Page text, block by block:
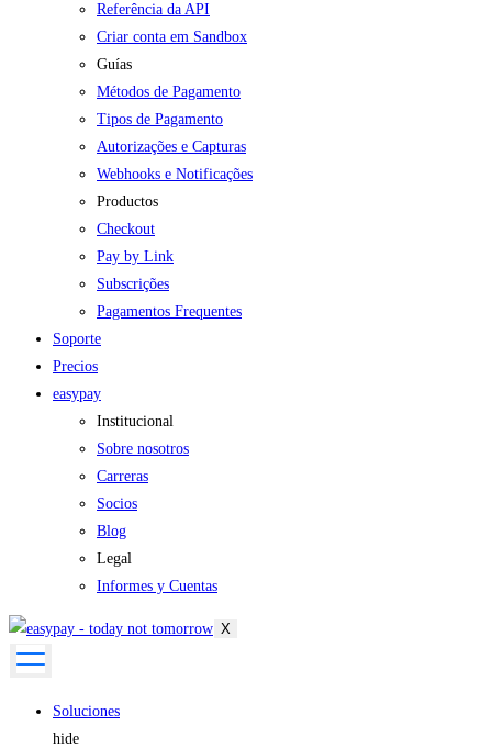
Referência da API
Criar conta em Sandbox
Guías
Métodos de Pagamento
Tipos de Pagamento
Autorizações e Capturas
Webhooks e Notificações
Productos
Checkout
Pay by Link
Subscrições
Pagamentos Frequentes
Soporte
Precios
easypay
Institucional
Sobre nosotros
Carreras
Socios
Blog
Legal
Informes y Cuentas
X
Soluciones
hide